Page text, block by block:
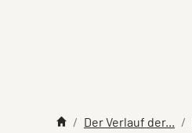
Der Verlauf der...